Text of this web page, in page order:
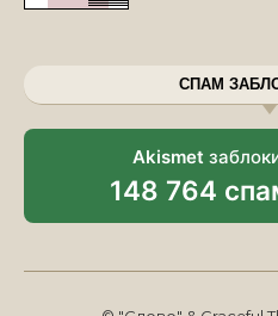
СПАМ
Akismet
148 764